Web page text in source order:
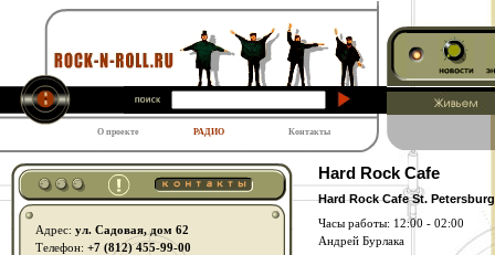
О проекте РАДИО Контакты
Адрес: ул. Садовая, дом 62
Телефон: +7 (812) 455-99-00
Hard Rock Cafe
Hard Rock Cafe St. Petersburg
Часы работы: 12:00 - 02:00
Андрей Бурлака